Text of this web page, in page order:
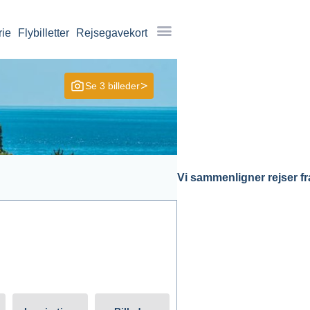
Flybilletter Rejsegavekort
Se 3 billeder
Vi sammenligner rejser